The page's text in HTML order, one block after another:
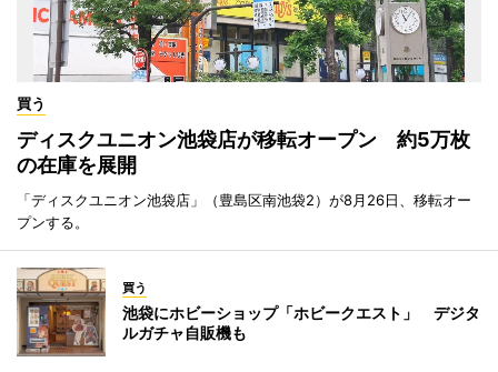
買う
ディスクユニオン池袋店が移転オープン 約5万枚
の在庫を展開
「ディスクユニオン池袋店」（豊島区南池袋2）が8月26日、移転オー
プンする。
買う
池袋にホビーショップ「ホビークエスト」 デジタ
ルガチャ自販機も